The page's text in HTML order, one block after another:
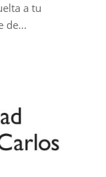
a tu
de...